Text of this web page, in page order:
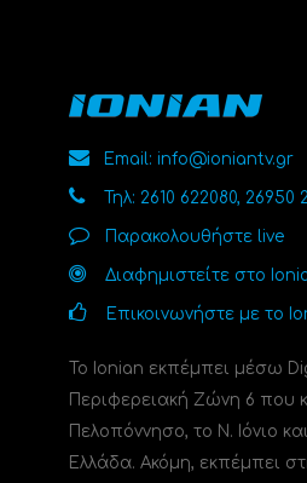
Email: info@ioniantv.gr
Τηλ: 2610 622080, 26950
Παρακολουθήστε live
Διαφημιστείτε στο
Επικοινωνήστε με το
Το Ionian εκπέμπει μέσω
Περιφερειακή Ζώνη 6 που
Πελοπόννησο, το N. Ιόνιο
Ελλάδα. Ακόμη, εκπέμπει